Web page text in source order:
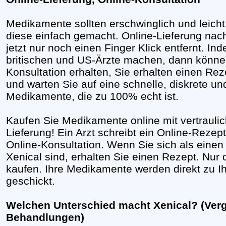
Medikamente sollten erschwinglich und
diese einfach gemacht. Online-Lieferung
jetzt nur noch einen Finger Klick entfernt.
britischen und US-Ärzte machen, dann
Konsultation erhalten, Sie erhalten einen
und warten Sie auf eine schnelle, diskrete
Medikamente, die zu 100% echt ist.
Kaufen Sie Medikamente online mit
Lieferung! Ein Arzt schreibt ein Online-
Online-Konsultation. Wenn Sie sich als
Xenical sind, erhalten Sie einen Rezept. Nur
kaufen. Ihre Medikamente werden direkt zu
geschickt.
Welchen Unterschied macht Xenical?
Behandlungen)